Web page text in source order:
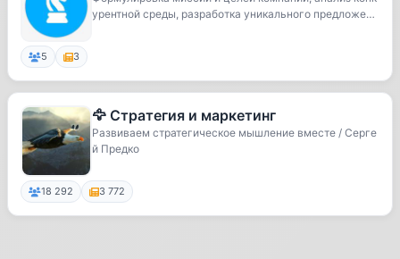
урентной среды, разработка уникального предложе
5 3
🦅 Стратегия и маркетинг
Развиваем стратегическое мышление вместе / Серге
й Предко
18 292 3 772